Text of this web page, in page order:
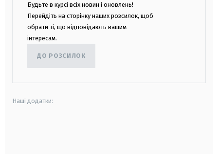
Будьте в курсі всіх новин і оновлень!
Перейдіть на сторінку наших розсилок, щоб
обрати ті, що відповідають вашим
інтересам.
ДО РОЗСИЛОК
Наші додатки: